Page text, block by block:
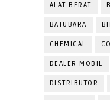
ALAT BERAT
BATUBARA
CHEMICAL
DEALER MOBIL
DISTRIBUTOR